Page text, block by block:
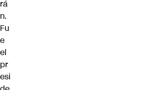
rá
n.
Fu
e
el
pr
esi